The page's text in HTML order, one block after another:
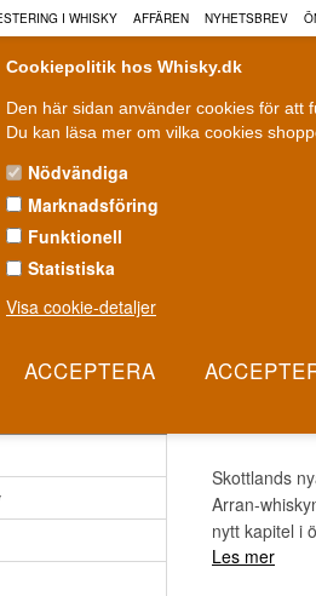
Cookiepolitik hos Whisky.dk
Den här sidan använder cookies för att
Du kan läsa mer om vilka cookies
Nödvändiga
Marknadsföring
Funktionell
Statistiska
Visa cookie-detaljer
I WHISKY AFFÄREN NYHETSBREV
ROM
Skottlands
Arran-
nytt kapitel i
Les mer